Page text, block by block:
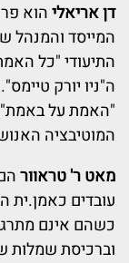
דן אריאליהוא
המייסד והמנהל
התיעודי "כל
ה"ניו יורק
"האמת על באמת"
המוטיבציה
מאט ר' טראוור
עובדים כאמן.ית
כשהם אינם
וברכיסת שמלות